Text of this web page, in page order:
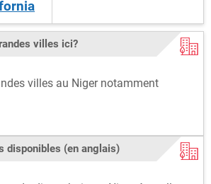
villes ici?
villes au Niger notamment
disponibles (en anglais)